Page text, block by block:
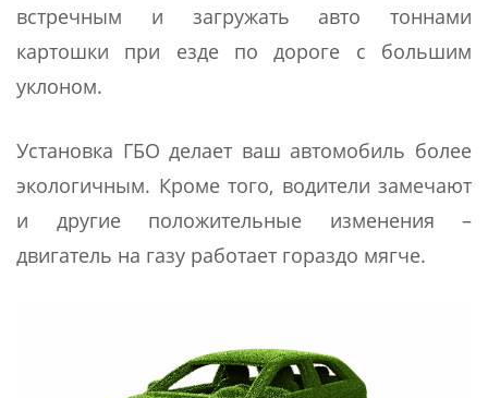
встречным и загружать авто тоннами
картошки при езде по дороге с большим
уклоном.
Установка ГБО делает ваш автомобиль более
экологичным. Кроме того, водители замечают
и другие положительные изменения –
двигатель на газу работает гораздо мягче.